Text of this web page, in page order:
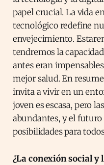
papel crucial. La vida
tecnológico redefine
envejecimiento.
tendremos la
antes eran
mejor salud. En
invita a vivir en un
joven es escasa, pero
abundantes, y el futuro
posibilidades para
¿La conexión social y